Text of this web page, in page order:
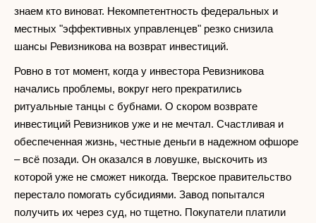
знаем кто виноват. Некомпетентность федеральных и
местных "эффективных управленцев" резко снизила
шансы Ревизникова на возврат инвестиций.
Ровно в тот момент, когда у инвестора Ревизникова
начались проблемы, вокруг него прекратились
ритуальные танцы с бубнами. О скором возврате
инвестиций Ревизников уже и не мечтал. Счастливая и
обеспеченная жизнь, честные деньги в надежном офшоре
– всё позади. Он оказался в ловушке, выскочить из
которой уже не сможет никогда. Тверское правительство
перестало помогать субсидиями. Завод попытался
получить их через суд, но тщетно. Покупатели платили